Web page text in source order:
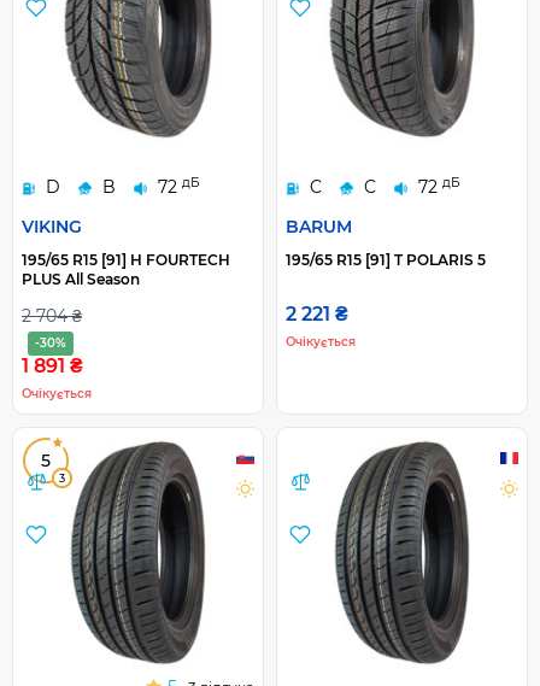
D B 72 дБ
VIKING
195/65 R15 [91] H FOURTECH
PLUS All Season
2 704 ₴
-30%
1 891 ₴
Очікується
C C 72 дБ
BARUM
195/65 R15 [91] T POLARIS 5
2 221 ₴
Очікується
5
3